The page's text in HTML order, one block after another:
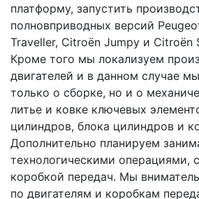
платформу, запустить
полновприводных версий
Traveller, Citroёn Jumpy и Citroёn
Кроме того мы локализуем
двигателей и в данном случае
только о сборке, но и о
литье и ковке ключевых
цилиндров, блока цилиндров и
Дополнительно планируем
технологическими операциями,
коробкой передач. Мы
по двигателям и коробкам